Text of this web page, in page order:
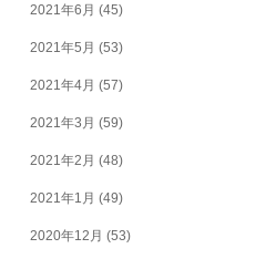
2021年6月 (45)
2021年5月 (53)
2021年4月 (57)
2021年3月 (59)
2021年2月 (48)
2021年1月 (49)
2020年12月 (53)